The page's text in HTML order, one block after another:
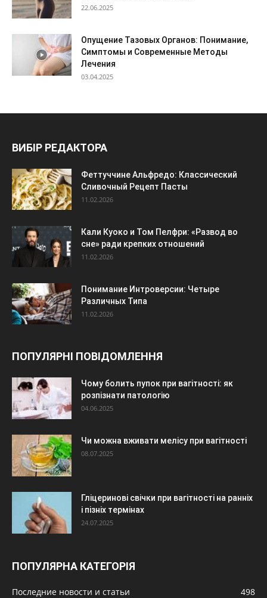
22.06.2025
Опущение Тазовых Органов: Понимание,
Симптомы и Современные Методы
Лечения
03.04.2025
ВИБІР РЕДАКТОРА
Феттуччине Альфредо: Классический
Сливочный Рецепт Пасты
11.02.2026
Кали Куоко и Том Пелфри: «Развод во
сне» ради крепких отношений
11.02.2026
Понимание Интроверсии: Четыре
Различных Типа
11.02.2026
ПОПУЛЯРНІ ПОВІДОМЛЕННЯ
Чому болить пупок при вагітності: як
розпізнати патологію
04.06.2025
Чи можна вживати мелісу при вагітності
08.07.2025
Гліцеринові свічки при вагітності на ранніх
і пізніх термінах
24.07.2025
ПОПУЛЯРНА КАТЕГОРІЯ
Последние новости и статьи 498